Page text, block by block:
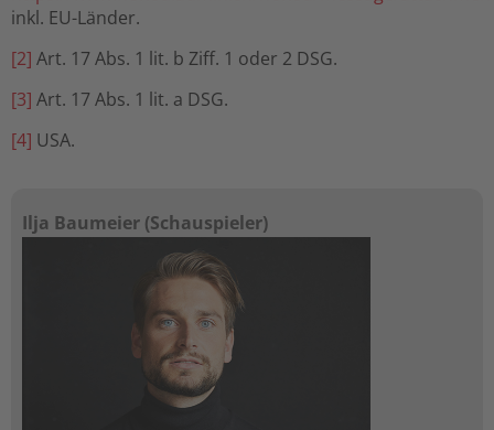
inkl. EU-Länder.
[2] Art. 17 Abs. 1 lit. b Ziff. 1 oder 2 DSG.
[3] Art. 17 Abs. 1 lit. a DSG.
[4] USA.
Ilja Baumeier (Schauspieler)